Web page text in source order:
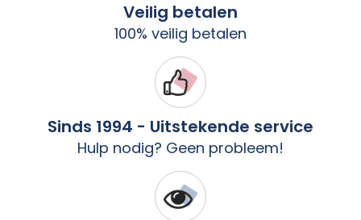
Veilig betalen
100% veilig betalen
Sinds 1994 - Uitstekende service
Hulp nodig? Geen probleem!